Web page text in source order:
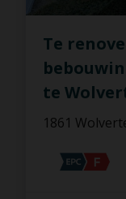
Te
te
1861